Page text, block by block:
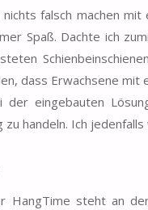
nichts falsch machen
Spaß. Dachte ich
dass Erwachsene
der eingebauten
zu handeln. Ich
HangTime steht an